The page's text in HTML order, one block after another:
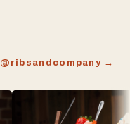
@ribsandcompany →